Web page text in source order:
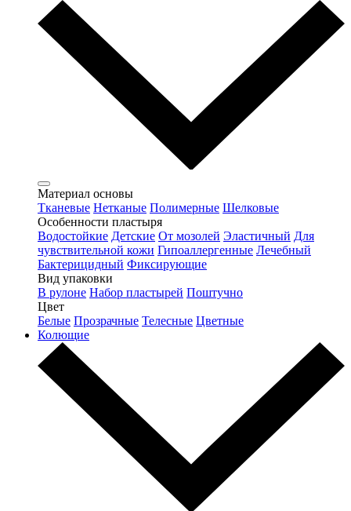
Материал основы
Тканевые Нетканые Полимерные Шелковые
Особенности пластыря
Водостойкие Детские От мозолей Эластичный Для
чувствительной кожи Гипоаллергенные Лечебный
Бактерицидный Фиксирующие
Вид упаковки
В рулоне Набор пластырей Поштучно
Цвет
Белые Прозрачные Телесные Цветные
Колющие